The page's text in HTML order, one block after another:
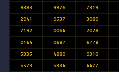
9383
9976 7319
2941
9537 3089
7192
0064 2028
0164
0687 6779
5335
4880 9310
5573
5334 4477